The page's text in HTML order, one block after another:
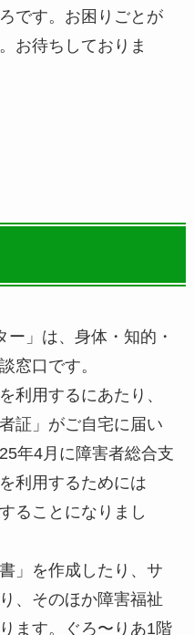
です。お困りごとが
お待ちしておりま
ー」は、身体・知的・
窓口です。
利用するにあたり、
証」がご自宅に届い
年4月に障害者総合支
利用するためには
ることになりまし
」を作成したり、サ
、そのほか障害福祉
ます。ぐろ〜りあ1階